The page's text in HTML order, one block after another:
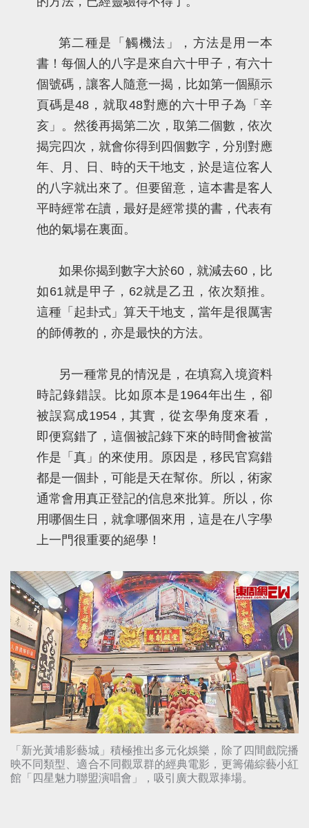
第二種是「觸機法」，方法是用一本
書！每個人的八字是來自六十甲子，有六十
個號碼，讓客人隨意一揭，比如第一個顯示
頁碼是48，就取48對應的六十甲子為「辛
亥」。然後再揭第二次，取第二個數，依次
揭完四次，就會你得到四個數字，分別對應
年、月、日、時的天干地支，於是這位客人
的八字就出來了。但要留意，這本書是客人
平時經常在讀，最好是經常摸的書，代表有
他的氣場在裏面。
如果你揭到數字大於60，就減去60，比
如61就是甲子，62就是乙丑，依次類推。
這種「起卦式」算天干地支，當年是很厲害
的師傅教的，亦是最快的方法。
另一種常見的情況是，在填寫入境資料
時記錄錯誤。比如原本是1964年出生，卻
被誤寫成1954，其實，從玄學角度來看，
即便寫錯了，這個被記錄下來的時間會被當
作是「真」的來使用。原因是，移民官寫錯
都是一個卦，可能是天在幫你。所以，術家
通常會用真正登記的信息來批算。所以，你
用哪個生日，就拿哪個來用，這是在八字學
上一門很重要的絕學！
「新光黃埔影藝城」積極推出多元化娛樂，除了四間戲院播
映不同類型、適合不同觀眾群的經典電影，更籌備綜藝小紅
館「四星魅力聯盟演唱會」，吸引廣大觀眾捧場。